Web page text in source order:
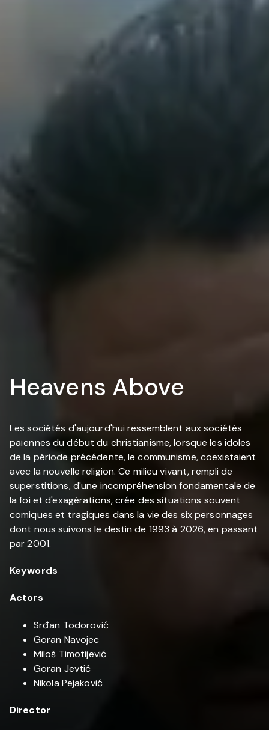
Heavens Above
Les sociétés d'aujourd'hui ressemblent aux sociétés
païennes du début du christianisme, lorsque les idoles
de la période précédente, le communisme, coexistaient
avec la nouvelle religion. Ce milieu vivant, rempli de
superstitions, d'une incompréhension fondamentale de
la foi et d'exagérations, crée des situations souvent
comiques et tragiques dans la vie des six personnages
dont nous suivons le destin de 1993 à 2026, en passant
par 2001.
Keywords
Actors
Srđan Todorović
Goran Navojec
Miloš Timotijević
Goran Jevtić
Nikola Pejaković
Director